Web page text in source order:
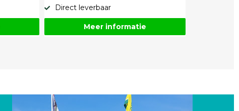
Direct leverbaar
Meer informatie